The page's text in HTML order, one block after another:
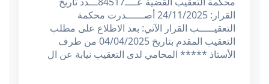
القرار: 24/11/2025 أصــــــدرت محكمة
التعقيـــــب القرار الآتي: بعد الاطلاع على مطلب
التعقيب المقدم بتاريخ 04/04/2025 من طرف
الأستاذ ***** المحامي لدى التعقيب نيابة عن ال